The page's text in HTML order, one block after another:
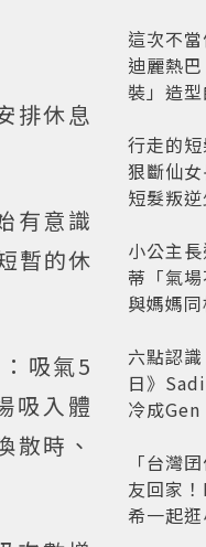
排休息
有意識
暫的休
吸氣5
吸入體
散時、
這次不
迪麗熱
裝」造
行走的
狠斷仙
短髮叛
小公主
蒂「氣場
與媽媽
六點認
日》
冷成
「台灣
友回家
希一起